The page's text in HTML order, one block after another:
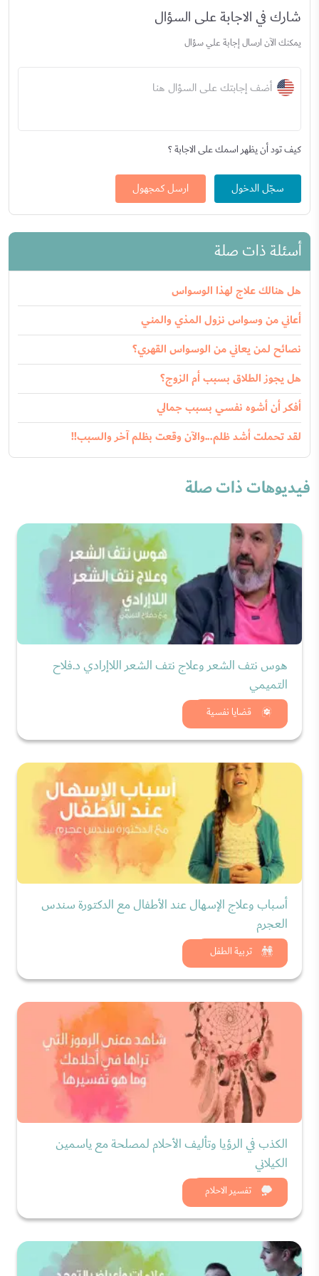
شارك في الاجابة على السؤال
يمكنك الآن ارسال إجابة علي سؤال
أضف إجابتك على السؤال هنا
كيف تود أن يظهر اسمك على الاجابة ؟
سجّل الدخول ارسل كمجهول
أسئلة ذات صلة
هل هنالك علاج لهذا الوسواس
أعاني من وسواس نزول المذي والمني
نصائح لمن يعاني من الوسواس القهري؟
هل يجوز الطلاق بسبب أم الزوج؟
أفكر أن أشوه نفسي بسبب جمالي
لقد تحملت أشد ظلم...والآن وقعت بظلم آخر والسبب!!
فيديوهات ذات صلة
قضايا نفسية
هوس نتف الشعر وعلاج نتف الشعر اللاإرادي د.فلاح
التميمي
شاهد الان
تربية الطفل
أسباب وعلاج الإسهال عند الأطفال مع الدكتورة سندس
العجرم
شاهد الان
تفسير الاحلام
الكذب في الرؤيا وتأليف الأحلام لمصلحة مع ياسمين
الكيلاني
شاهد الان